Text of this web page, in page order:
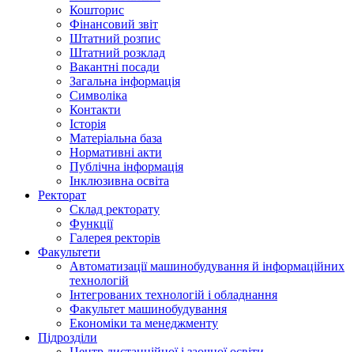
Кошторис
Фінансовий звіт
Штатний розпис
Штатний розклад
Вакантні посади
Загальна інформація
Символіка
Контакти
Історія
Матеріальна база
Нормативні акти
Публічна інформація
Інклюзивна освіта
Ректорат
Склад ректорату
Функції
Галерея ректорів
Факультети
Автоматизації машинобудування й інформаційних
технологій
Інтегрованих технологій і обладнання
Факультет машинобудування
Економіки та менеджменту
Підрозділи